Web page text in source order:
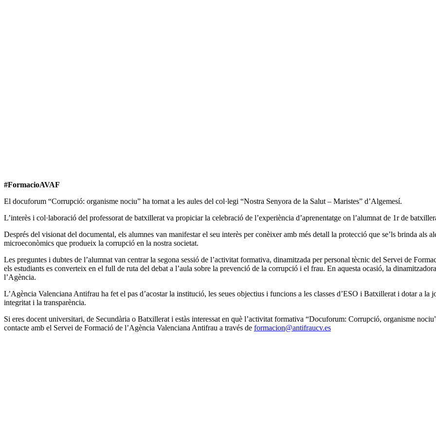
#FormacioAVAF
El docuforum “Corrupció: organisme nociu” ha tornat a les aules del col·legi “Nostra Senyora de la Salut – Maristes” d’Algemesí.
L’interès i col·laboració del professorat de batxillerat va propiciar la celebració de l’experiència d’aprenentatge on l’alumnat de 1r de
Després del visionat del documental, els alumnes van manifestar el seu interès per conèixer amb més detall la protecció que se’ls brinda als
microeconòmics que produeix la corrupció en la nostra societat.
Les preguntes i dubtes de l’alumnat van centrar la segona sessió de l’activitat formativa, dinamitzada per personal tècnic del Servei de
els estudiants es converteix en el full de ruta del debat a l’aula sobre la prevenció de la corrupció i el frau. En aquesta ocasió, la
l’Agència.
L’Agència Valenciana Antifrau ha fet el pas d’acostar la institució, les seues objectius i funcions a les classes d’ESO i Batxillerat i dotar a
integritat i la transparència.
Si eres docent universitari, de Secundària o Batxillerat i estàs interessat en què l’activitat formativa “Docuforum: Corrupció, organisme
contacte amb el Servei de Formació de l’Agència Valenciana Antifrau a través de formacion@antifraucv.es